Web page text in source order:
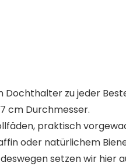
Dochthalter zu jeder
7 cm Durchmesser.
praktisch
oder natürlichem
setzen wir hier